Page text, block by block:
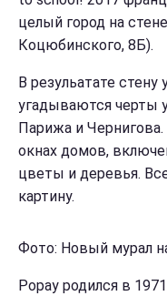
целый город на
Коцюбинского, 8Б).
В резульатате
угадываются черты
Парижа и
окнах домов,
цветы и деревья.
картину.
Фото: Новый мурал
Popay родился в